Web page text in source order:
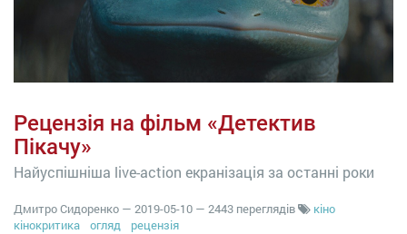
Рецензія на фільм «Детектив
Пікачу»
Найуспішніша live-action екранізація за останні роки
Дмитро Сидоренко — 2019-05-10 — 2443 переглядів
кіно
кінокритика
огляд рецензія